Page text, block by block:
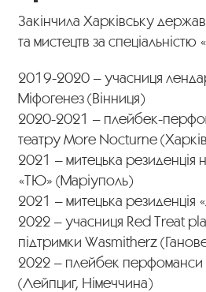
Закінчила Харківську
та мистецтв за
2019-2020 – учасниця
Міфогенез (Вінниця)
2020-2021 – плейбек-
театру More Nocturnе
2021 – митецька резиденція
«ТЮ» (Маріуполь)
2021 – митецька резиденція
2022 – учасниця Red Treat
підтримки Wasmitherz
2022 – плейбек перфоманси
(Лейпциг, Німеччина)